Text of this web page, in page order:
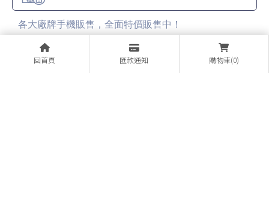
回首頁 匯款通知 購物車(0)
各大廠牌手機販售，全面特價販售中！